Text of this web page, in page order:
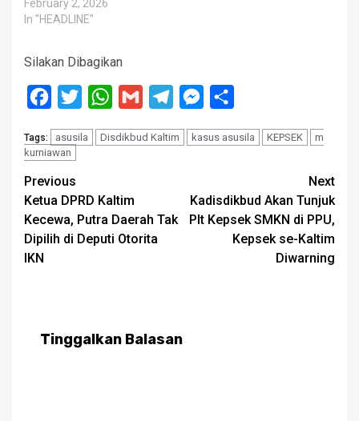
February 2, 2026
In "HEADLINE"
Silakan Dibagikan
Facebook
Twitter WhatsApp
Gmail TelegramMessenger
Tags: asusila Disdikbud Kaltim kasus asusila KEPSEK
m
kurniawan
Post
navigation
Previous
Ketua DPRD Kaltim
Kecewa, Putra Daerah Tak
Dipilih di Deputi Otorita
IKN
Next
Kadisdikbud Akan Tunjuk
Plt Kepsek SMKN di PPU,
Kepsek se-Kaltim
Diwarning
Tinggalkan Balasan